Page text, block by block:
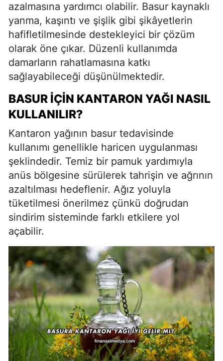
azalmasına yardımcı olabilir. Basur kaynaklı
yanma, kaşıntı ve şişlik gibi şikâyetlerin
hafifletilmesinde destekleyici bir çözüm
olarak öne çıkar. Düzenli kullanımda
damarların rahatlamasına katkı
sağlayabileceği düşünülmektedir.
BASUR İÇIN KANTARON YAĞI NASIL
KULLANILIR?
Kantaron yağının basur tedavisinde
kullanımı genellikle haricen uygulanması
şeklindedir. Temiz bir pamuk yardımıyla
anüs bölgesine sürülerek tahrişin ve ağrının
azaltılması hedeflenir. Ağız yoluyla
tüketilmesi önerilmez çünkü doğrudan
sindirim sisteminde farklı etkilere yol
açabilir.